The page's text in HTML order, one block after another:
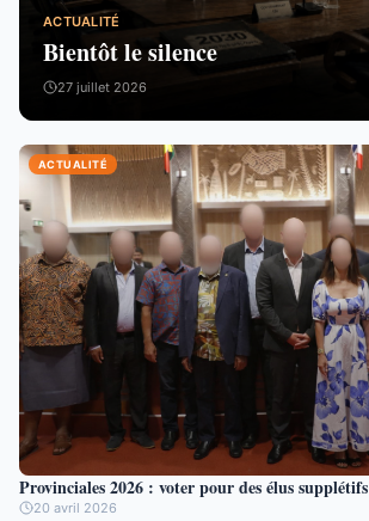
ACTUALITÉ
Bientôt le silence
27 juillet 2026
ACTUALITÉ
Provinciales 2026 : voter pour des élus supplétifs
20 avril 2026